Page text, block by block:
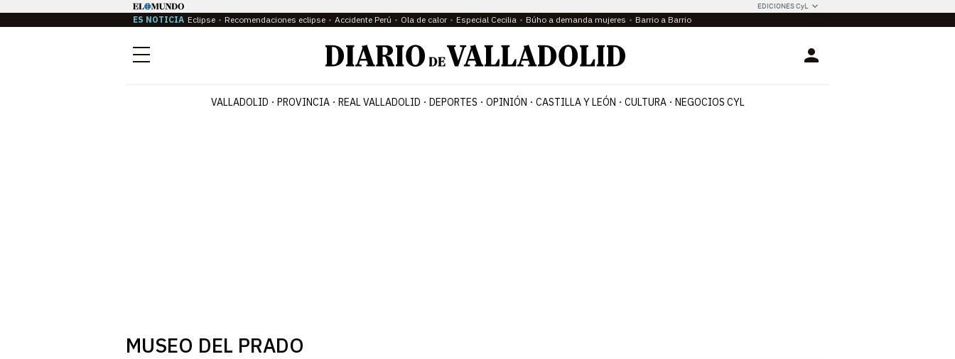
EDICIONES CyL
ES NOTICIA Eclipse Recomendaciones eclipse Accidente Perú Ola de calor Especial Cecilia Búho a demanda mujeres Barrio a Barrio
Menú Login
VALLADOLID PROVINCIA REAL VALLADOLID DEPORTES OPINIÓN CASTILLA Y LEÓN CULTURA NEGOCIOS CYL
MUSEO DEL PRADO